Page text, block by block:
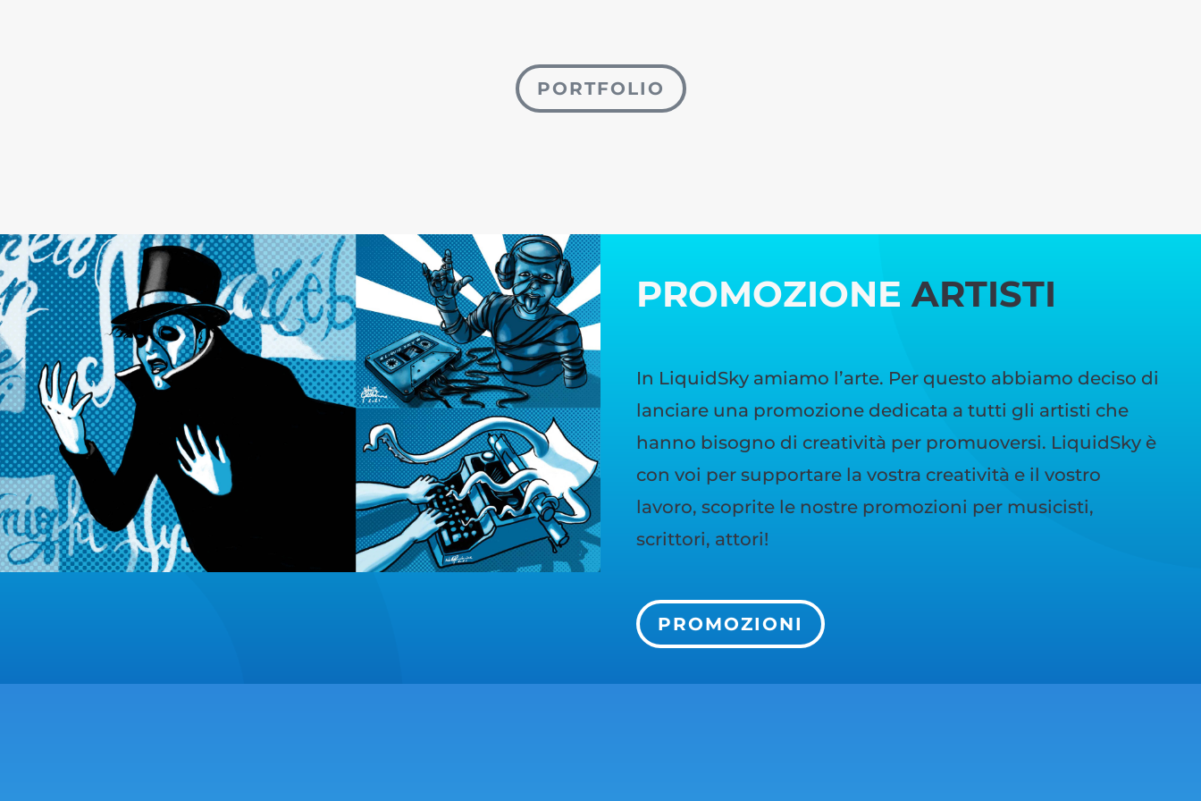
PORTFOLIO
PROMOZIONEARTISTI
In LiquidSky amiamo l’arte. Per questo abbiamo deciso di
lanciare una promozione dedicata a tutti gli artisti che
hanno bisogno di creatività per promuoversi. LiquidSky è
con voi per supportare la vostra creatività e il vostro
lavoro, scoprite le nostre promozioni per musicisti,
scrittori, attori!
PROMOZIONI